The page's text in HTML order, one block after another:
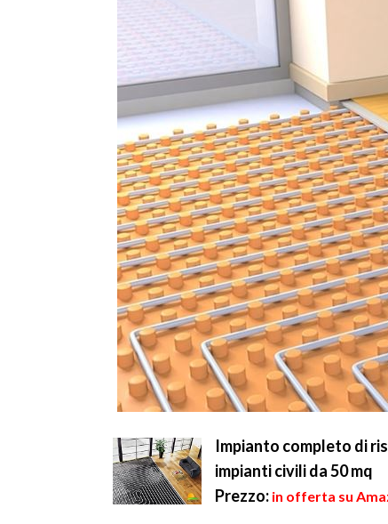
Impianto completo di
impianti civili da 50 mq
Prezzo: in offerta su